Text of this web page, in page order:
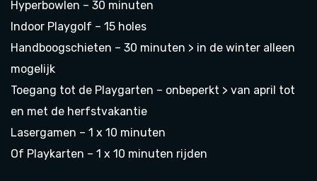
Hyperbowlen – 30 minuten
Indoor Playgolf – 15 holes
Handboogschieten – 30 minuten > in de winter alleen
mogelijk
Toegang tot de Playgarten – onbeperkt > van april tot
en met de herfstvakantie
Lasergamen – 1 x 10 minuten
Of Playkarten – 1 x 10 minuten rijden